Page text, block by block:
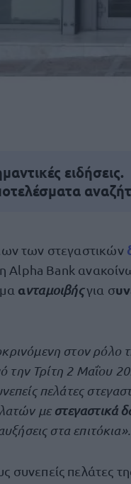
ειδήσεις.
των στεγαστικών
Alpha Bank
ανταμοιβής για σ
στον ρόλο
την Τρίτη 2 Μαΐου
πελάτες
μεστεγαστικά
στα επιτόκια».
πελάτες